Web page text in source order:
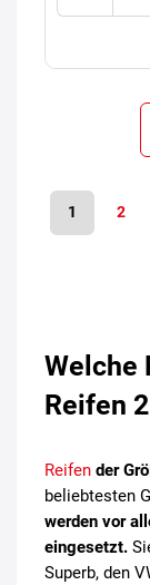
1 2
Welche
Reifen
Reifen der
beliebtesten
werden vor
eingesetzt.
Superb, den